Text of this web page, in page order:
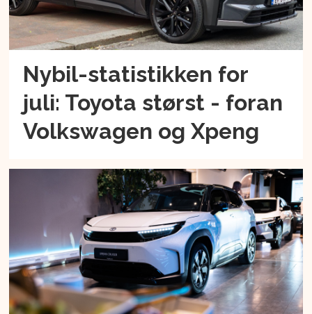
Nybil-statistikken for
juli: Toyota størst - foran
Volkswagen og Xpeng